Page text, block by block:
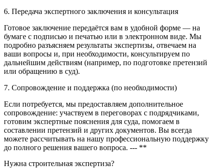
6. Передача экспертного заключения и консультация
Готовое заключение передаётся вам в удобной форме — на
бумаге с подписью и печатью или в электронном виде. Мы
подробно разъясняем результаты экспертизы, отвечаем на
ваши вопросы и, при необходимости, консультируем по
дальнейшим действиям (например, по подготовке претензий
или обращению в суд).
7. Сопровождение и поддержка (по необходимости)
Если потребуется, мы предоставляем дополнительное
сопровождение: участвуем в переговорах с подрядчиками,
готовим экспертные пояснения для суда, помогаем в
составлении претензий и других документов. Вы всегда
можете рассчитывать на нашу профессиональную поддержку
до полного решения вашего вопроса. --- **
Нужна строительная экспертиза?